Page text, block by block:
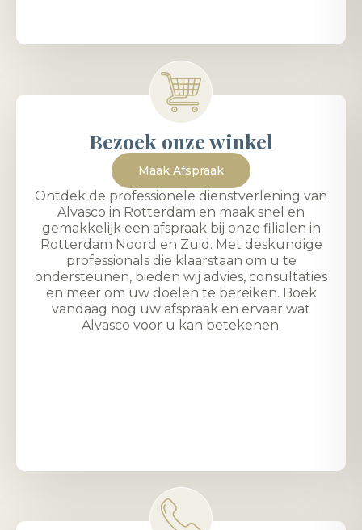
Bezoek onze winkel
Maak Afspraak
Ontdek de professionele dienstverlening van
Alvasco in Rotterdam en maak snel en
gemakkelijk een afspraak bij onze filialen in
Rotterdam Noord en Zuid. Met deskundige
professionals die klaarstaan om u te
ondersteunen, bieden wij advies, consultaties
en meer om uw doelen te bereiken. Boek
vandaag nog uw afspraak en ervaar wat
Alvasco voor u kan betekenen.